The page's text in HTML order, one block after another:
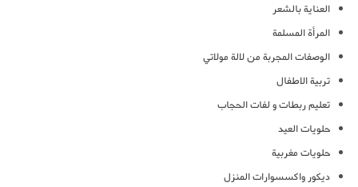
العناية بالشعر
المرأة المسلمة
الوصفات المجربة من لالة مولاتي
تربية الاطفال
تعليم ربطات و لفات الحجاب
حلويات العيد
حلويات مغربية
ديكور واكسسوارات المنزل